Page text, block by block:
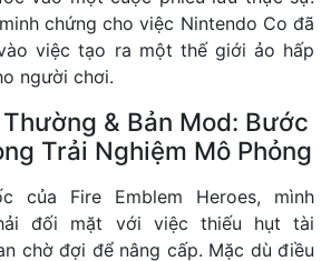
chứng cho việc Nintendo Co đã
việc tạo ra một thế giới ảo hấp
người chơi.
Thường & Bản Mod: Bước
Trải Nghiệm Mô Phỏng
của Fire Emblem Heroes, mình
đối mặt với việc thiếu hụt tài
chờ đợi để nâng cấp. Mặc dù điều